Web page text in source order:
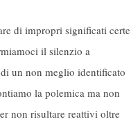
di impropri significati certe
il silenzio a
un non meglio identificato
la polemica ma non
non risultare reattivi oltre